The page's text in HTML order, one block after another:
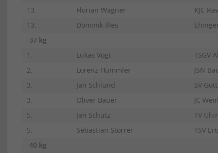
13.
Florian Wagner
KJC
13.
Dominik Illes
-37 kg
1.
Lukas Vogt TSGV
2.
Lorenz Hummler JSN
3.
Jan Schlund SV
3.
Oliver Bauer JC
5.
Jan Schütz TV
5.
Sebastian Storrer TSV
-40 kg